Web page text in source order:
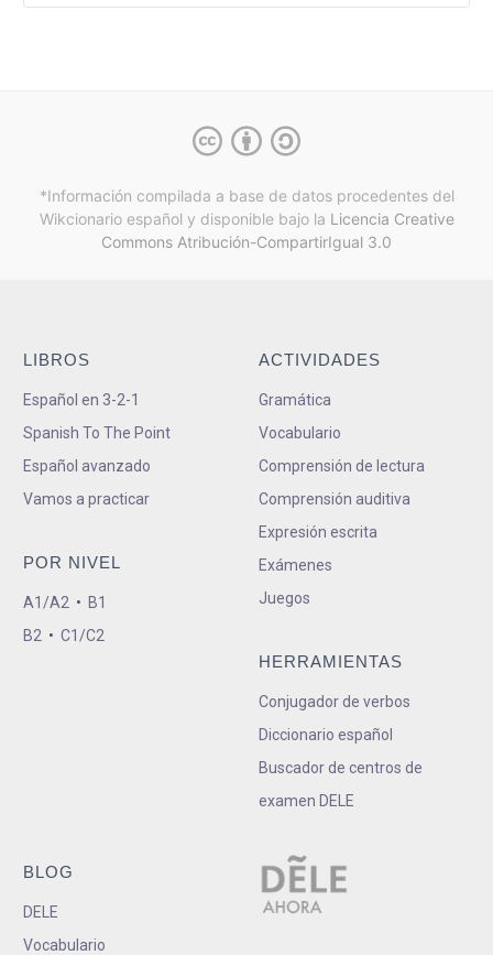
*Información compilada a base de datos procedentes del
Wikcionario español y disponible bajo la Licencia Creative
Commons Atribución-CompartirIgual 3.0
LIBROS
Español en 3-2-1
Spanish To The Point
Español avanzado
Vamos a practicar
POR NIVEL
A1/A2 • B1
B2 • C1/C2
ACTIVIDADES
Gramática
Vocabulario
Comprensión de lectura
Comprensión auditiva
Expresión escrita
Exámenes
Juegos
HERRAMIENTAS
Conjugador de verbos
Diccionario español
Buscador de centros de
examen DELE
BLOG
DELE
Vocabulario